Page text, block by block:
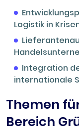
Logistik in
Integration
internationale
Themen
Bereich